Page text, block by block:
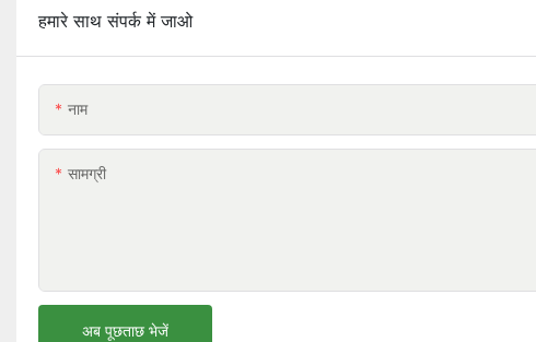
हमारे साथ संपर्क में जाओ
नाम
सामग्री
अब पूछताछ भेजें